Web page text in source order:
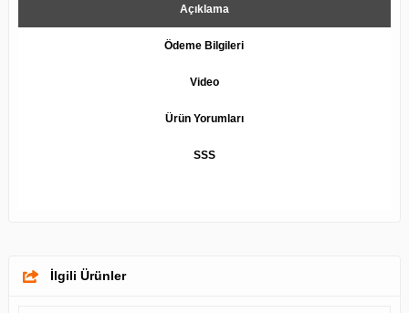
Açıklama
Ödeme Bilgileri
Video
Ürün Yorumları
SSS
İlgili Ürünler